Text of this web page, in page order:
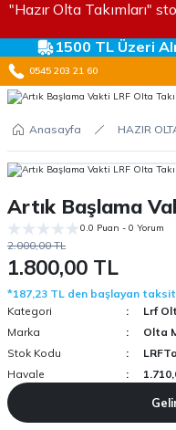
"Hazır Olta Takımları"
1500 TL Üzeri
0545 203 21 60
Anasayfa HAZIR
Artık Başlama
0.0 Puan - 0 Yorum
2.000,00 TL
1.800,00 TL
*187,23 TL den başlayan
Kategori
Lrf
Marka
Olta
Stok Kodu
Havale